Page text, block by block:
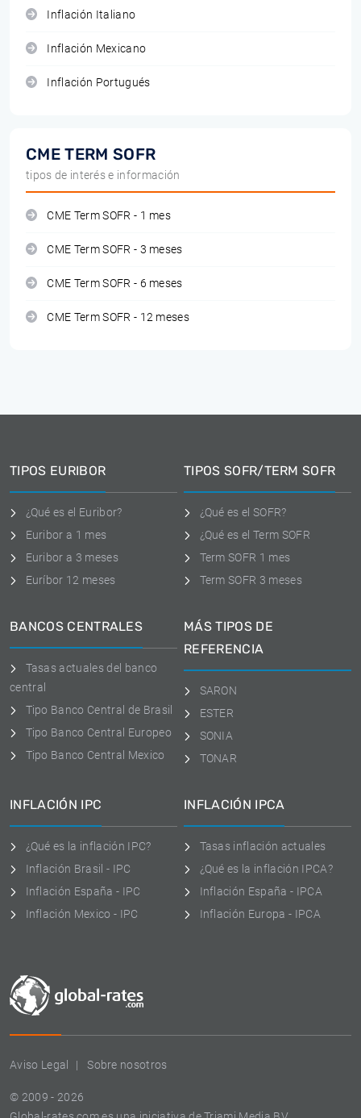
Inflación Italiano
Inflación Mexicano
Inflación Portugués
CME TERM SOFR
tipos de interés e información
CME Term SOFR - 1 mes
CME Term SOFR - 3 meses
CME Term SOFR - 6 meses
CME Term SOFR - 12 meses
Aviso Legal Sobre nosotros
© 2009 - 2026
TIPOS EURIBOR
¿Qué es el Euribor?
Euribor a 1 mes
Euribor a 3 meses
Euríbor 12 meses
TIPOS SOFR/TERM SOFR
¿Qué es el SOFR?
¿Qué es el Term SOFR
Term SOFR 1 mes
Term SOFR 3 meses
BANCOS CENTRALES
Tasas actuales del banco
central
Tipo Banco Central de Brasil
Tipo Banco Central Europeo
Tipo Banco Central Mexico
MÁS TIPOS DE
REFERENCIA
SARON
ESTER
SONIA
TONAR
INFLACIÓN IPC
¿Qué es la inflación IPC?
Inflación Brasil - IPC
Inflación España - IPC
Inflación Mexico - IPC
INFLACIÓN IPCA
Tasas inflación actuales
¿Qué es la inflación IPCA?
Inflación España - IPCA
Inflación Europa - IPCA